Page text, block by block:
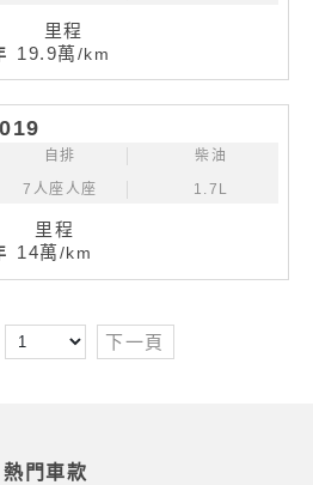
里程
19.9萬/km
自排
柴油
7人座人座 1.7L
里程
14萬/km
下一頁
熱門車款